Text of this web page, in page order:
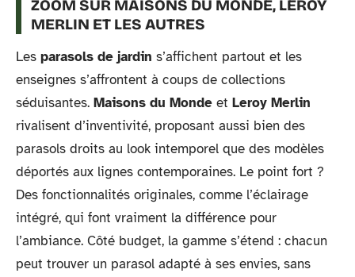
ZOOM SUR MAISONS DU MONDE, LEROY
MERLIN ET LES AUTRES
Les parasols de jardin s’affichent partout et les
enseignes s’affrontent à coups de collections
séduisantes. Maisons du Monde et Leroy Merlin
rivalisent d’inventivité, proposant aussi bien des
parasols droits au look intemporel que des modèles
déportés aux lignes contemporaines. Le point fort ?
Des fonctionnalités originales, comme l’éclairage
intégré, qui font vraiment la différence pour
l’ambiance. Côté budget, la gamme s’étend : chacun
peut trouver un parasol adapté à ses envies, sans